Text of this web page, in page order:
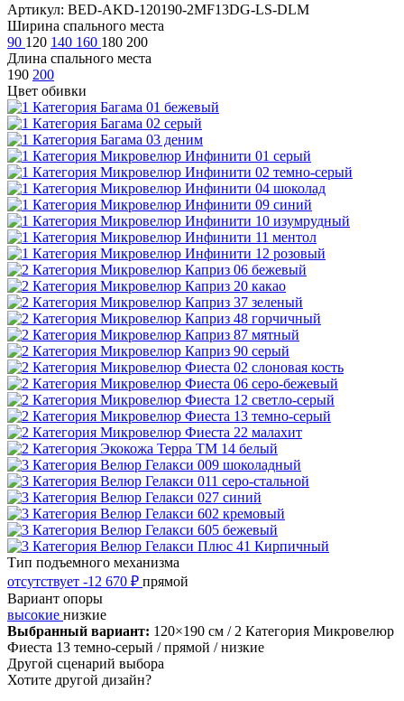
Артикул: BED-AKD-120190-2MF13DG-LS-DLM
Ширина спального места
90 120 140 160 180 200
Длина спального места
190 200
Цвет обивки
Тип подъемного механизма
отсутствует -12 670 ₽ прямой
Вариант опоры
высокие низкие
Выбранный вариант: 120×190 см / 2 Категория Микровелюр
Фиеста 13 темно-серый / прямой / низкие
Другой сценарий выбора
Хотите другой дизайн?